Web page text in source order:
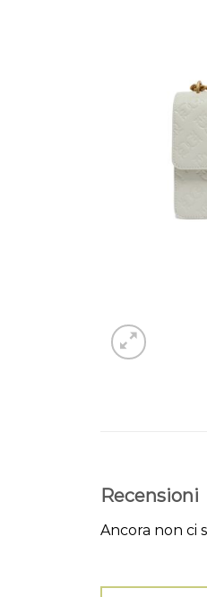
Recensioni
Ancora non ci